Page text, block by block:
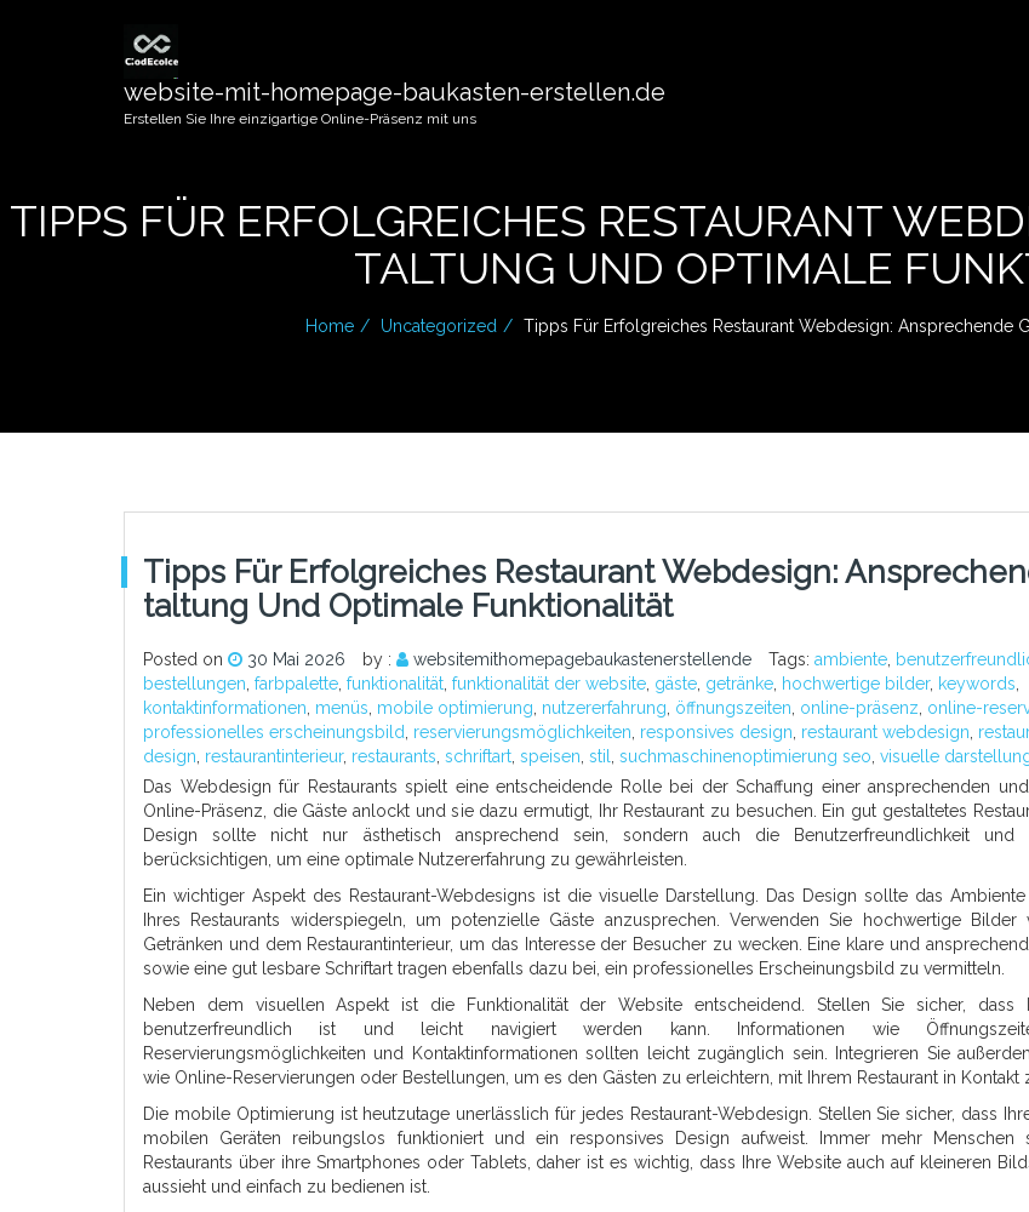
website-mit-homepage-baukasten-erstellen.de
Erstellen Sie Ihre einzigartige Online-Präsenz mit uns
TIPPS FÜR ERFOLGREICHES RESTAURANT
TALTUNG UND OPTIMALE
Home Uncategorized Tipps Für Erfolgreiches Restaurant Webdesign: Ansprechende
Tipps Für Erfolgreiches Restaurant Webdesign:
Taltung Und Optimale Funktionalität
Posted on 30 Mai 2026 by : websitemithomepagebaukastenerstellende Tags: ambiente
bestellungen farbpalette funktionalität funktionalität der website gäste getränke hochwertige bilder, keywords
kontaktinformationen menüs mobile optimierung nutzererfahrung öffnungszeiten online-präsenz online-
professionelles erscheinungsbild
reservierungsmöglichkeiten responsives design restaurant webdesign
design restaurantinterieur, restaurants schriftart speisen stil suchmaschinenoptimierung seo visuelle
Das Webdesign für Restaurants spielt eine entscheidende Rolle bei der Schaffung einer ansprechenden
Online-Präsenz, die Gäste anlockt und sie dazu ermutigt, Ihr Restaurant zu besuchen. Ein gut gestaltetes
Design sollte nicht nur ästhetisch ansprechend sein, sondern auch die Benutzerfreundlichkeit und
berücksichtigen, um eine optimale Nutzererfahrung zu gewährleisten.
Ein wichtiger Aspekt des Restaurant-Webdesigns ist die visuelle Darstellung. Das Design sollte das
Ihres Restaurants widerspiegeln, um potenzielle Gäste anzusprechen. Verwenden Sie hochwertige Bilder
Getränken und dem Restaurantinterieur, um das Interesse der Besucher zu wecken. Eine klare und
sowie eine gut lesbare Schriftart tragen ebenfalls dazu bei, ein professionelles Erscheinungsbild zu vermitteln.
Neben dem visuellen Aspekt ist die Funktionalität der Website entscheidend. Stellen Sie sicher, dass
benutzerfreundlich ist und leicht navigiert werden kann. Informationen wie
Reservierungsmöglichkeiten und Kontaktinformationen sollten leicht zugänglich sein. Integrieren Sie
wie Online-Reservierungen oder Bestellungen, um es den Gästen zu erleichtern, mit Ihrem Restaurant in Kontakt
Die mobile Optimierung ist heutzutage unerlässlich für jedes Restaurant-Webdesign. Stellen Sie sicher, dass
mobilen Geräten reibungslos funktioniert und ein responsives Design aufweist. Immer mehr Menschen
Restaurants über ihre Smartphones oder Tablets, daher ist es wichtig, dass Ihre Website auch auf kleineren
aussieht und einfach zu bedienen ist.